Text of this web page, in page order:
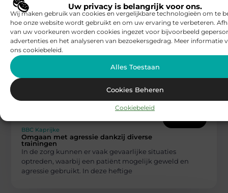
Uw privacy is belangrijk voor ons.
Wij maken gebruik van cookies en vergelijkbare technologieën om te
hoe onze website wordt gebruikt en om uw ervaring te verbeteren.
van uw voorkeuren worden cookies ingezet voor bijvoorbeeld
advertenties en het analyseren van bezoekersgedrag. Meer informatie
ons cookiebeleid.
Alles Toestaan
Cookies Beheren
Cookiebeleid
Als bedrijf is het in de huidige samenleving een lastige
taak zich te onderscheiden van de concurrenten. Door
het toenemend
BBC Kaprijke
Omgaan met agressie dankzij diverse
trainingen
In de zorg kunnen er vaak gevaarlijke situaties
optreden, waarbij een patiënt mogelijk geweld en
agressie gebruikt. In deze heftige